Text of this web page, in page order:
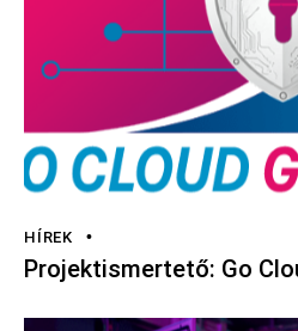
HÍREK
Projektismertető: Go